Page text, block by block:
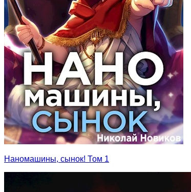
Наномашины, сынок! Том 1